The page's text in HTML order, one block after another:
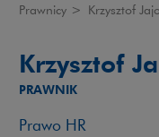
Prawnicy > Krzysztof
Krzysztof
PRAWNIK
Prawo HR